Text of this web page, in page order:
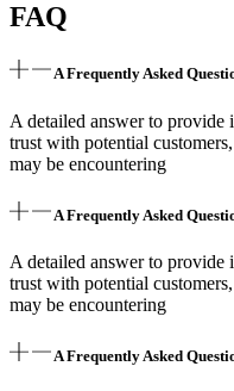
FAQ
A Frequently Asked
A detailed answer to provide
trust with potential
may be encountering
A Frequently Asked
A detailed answer to provide
trust with potential
may be encountering
A Frequently Asked